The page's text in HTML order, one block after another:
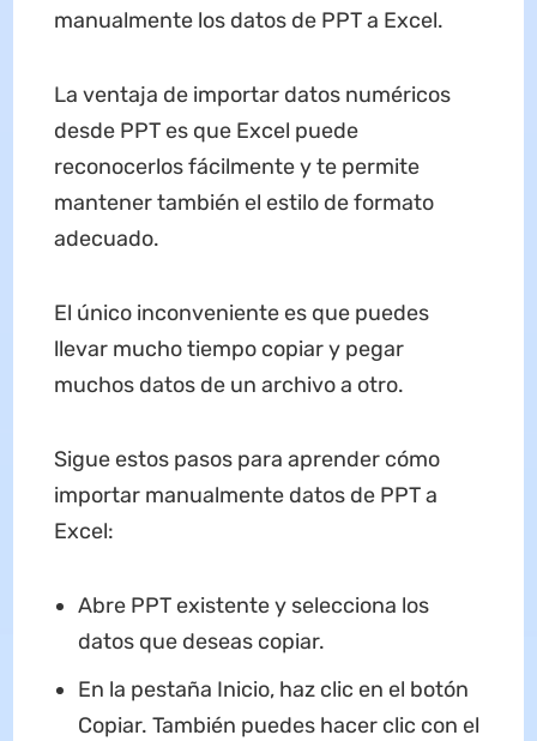
manualmente los datos de PPT a Excel.
La ventaja de importar datos numéricos
desde PPT es que Excel puede
reconocerlos fácilmente y te permite
mantener también el estilo de formato
adecuado.
El único inconveniente es que puedes
llevar mucho tiempo copiar y pegar
muchos datos de un archivo a otro.
Sigue estos pasos para aprender cómo
importar manualmente datos de PPT a
Excel:
Abre PPT existente y selecciona los
datos que deseas copiar.
En la pestaña Inicio, haz clic en el botón
Copiar. También puedes hacer clic con el